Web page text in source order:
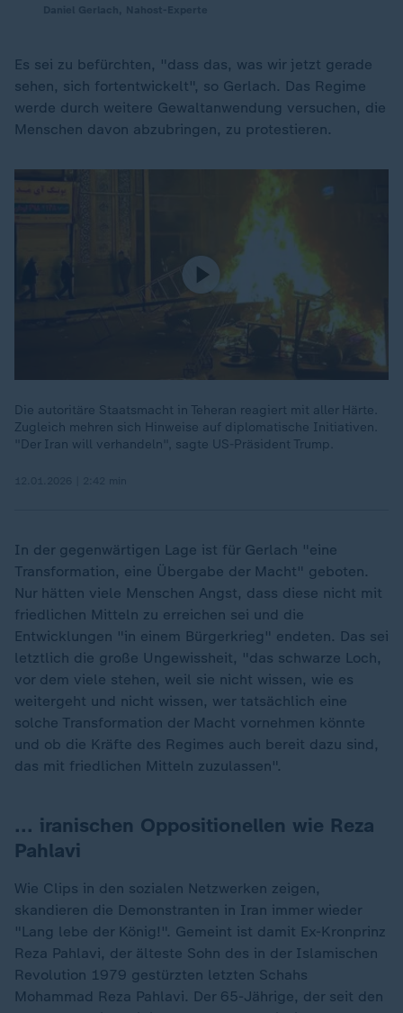
Es sei zu befürchten, "dass das, was wir jetzt gerade
sehen, sich fortentwickelt", so Gerlach. Das Regime
werde durch weitere Gewaltanwendung versuchen, die
Menschen davon abzubringen, zu protestieren.
Die autoritäre Staatsmacht in Teheran reagiert mit aller Härte.
Zugleich mehren sich Hinweise auf diplomatische Initiativen.
"Der Iran will verhandeln", sagte US-Präsident Trump.
In der gegenwärtigen Lage ist für Gerlach "eine
Transformation, eine Übergabe der Macht" geboten.
Nur hätten viele Menschen Angst, dass diese nicht mit
friedlichen Mitteln zu erreichen sei und die
Entwicklungen "in einem Bürgerkrieg" endeten. Das sei
letztlich die große Ungewissheit, "das schwarze Loch,
vor dem viele stehen, weil sie nicht wissen, wie es
weitergeht und nicht wissen, wer tatsächlich eine
solche Transformation der Macht vornehmen könnte
und ob die Kräfte des Regimes auch bereit dazu sind,
das mit friedlichen Mitteln zuzulassen".
... iranischen Oppositionellen wie Reza
Pahlavi
Wie Clips in den sozialen Netzwerken zeigen,
skandieren die Demonstranten in Iran immer wieder
"Lang lebe der König!". Gemeint ist damit Ex-Kronprinz
Reza Pahlavi, der älteste Sohn des in der Islamischen
Revolution 1979 gestürzten letzten Schahs
Mohammad Reza Pahlavi. Der 65-Jährige, der seit den